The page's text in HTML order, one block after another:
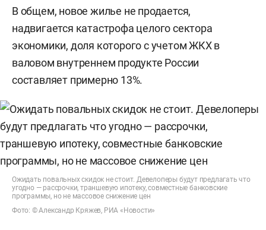
В общем, новое жилье не продается,
надвигается катастрофа целого сектора
экономики, доля которого с учетом ЖКХ в
валовом внутреннем продукте России
составляет примерно 13%.
Ожидать повальных скидок не стоит. Девелоперы будут предлагать что
угодно — рассрочки, траншевую ипотеку, совместные банковские
программы, но не массовое снижение цен
Фото: © Александр Кряжев, РИА «Новости»